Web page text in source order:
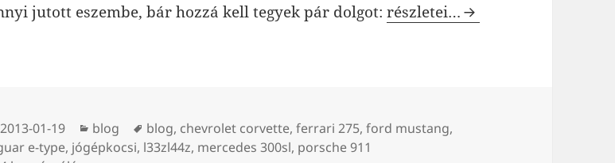
jutott eszembe, bár hozzá kell tegyek pár dolgot:A 60-as évek autói a
részletei…
Közzétéve
2013-01-19 Kategória
blog Címke
blog, chevrolet corvette,ferrari 275,ford mustang,
e-type, jógépkocsi, l33zl44z, mercedes 300sl, porsche 911